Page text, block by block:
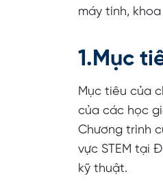
máy tính,
1.Mục
Mục tiêu của
của các học
Chương trình
vực STEM tại
kỹ thuật.